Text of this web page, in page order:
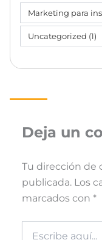
Marketing para
Uncategorized (1)
Deja un
Tu dirección de
publicada. Los
marcados con *